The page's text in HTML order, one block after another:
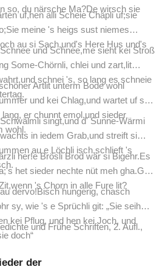
so, du närsche Ma?De wirsch sie
uf,hen alli Scheie Chäpli uf;sie
meine 's heigs sust niemes
au si Sach,und's Here Hus und's
und Schnee,me sieht kei Stroß
Some-Chörnli, chlei und zart,lit
schnei 's, so lang es schneie
Artlit unterm Bode wohl
und kei Chlag,und wartet uf si
er chunnt emol,und sieder
wohl.
singt,und d' Sunne-Wärmi
in iedem Grab,und streift si
au e Löchli isch,schlieft 's
her!e Brösli Brod wär si Bigehr.Es
het sieder nechte nüt meh gha.Gell
's Chorn in alle Fure lit?
dervo!Bisch hungerig, chasch
sy, wie 's e Sprüchli git: „Sie seihe
kei Pflug, und hen kei Joch, und
doch“
und Frühe Schriften, 2. Aufl.,
der